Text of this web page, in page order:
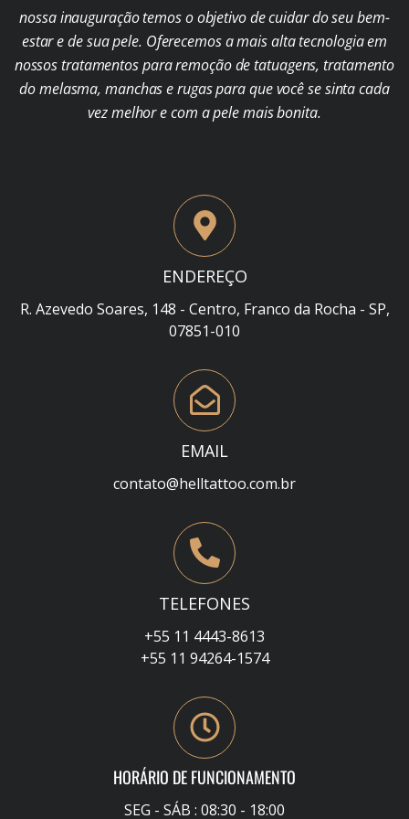
nossa inauguração temos o objetivo de cuidar do seu bem-
estar e de sua pele. Oferecemos a mais alta tecnologia em
nossos tratamentos para remoção de tatuagens, tratamento
do melasma, manchas e rugas para que você se sinta cada
vez melhor e com a pele mais bonita.
ENDEREÇO
R. Azevedo Soares, 148 - Centro, Franco da Rocha - SP,
07851-010
EMAIL
contato@helltattoo.com.br
TELEFONES
+55 11 4443-8613
+55 11 94264-1574
HORÁRIO DE FUNCIONAMENTO
SEG - SÁB : 08:30 - 18:00